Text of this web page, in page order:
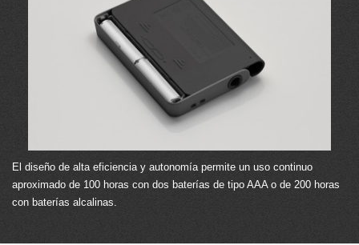
El diseño de alta eficiencia y autonomía permite un uso continuo
aproximado de 100 horas con dos baterías de tipo AAA o de 200 horas
con baterías alcalinas.